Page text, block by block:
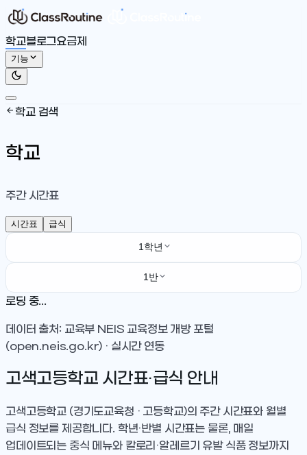
학교블로그요금제
기능
학교 검색
학교
주간 시간표
시간표 급식
1학년
1반
로딩 중...
데이터 출처: 교육부 NEIS 교육정보 개방 포털
(open.neis.go.kr) · 실시간 연동
고색고등학교 시간표·급식 안내
고색고등학교 (경기도교육청 · 고등학교)의 주간 시간표와 월별
급식 정보를 제공합니다. 학년·반별 시간표는 물론, 매일
업데이트되는 중식 메뉴와 칼로리·알레르기 유발 식품 정보까지